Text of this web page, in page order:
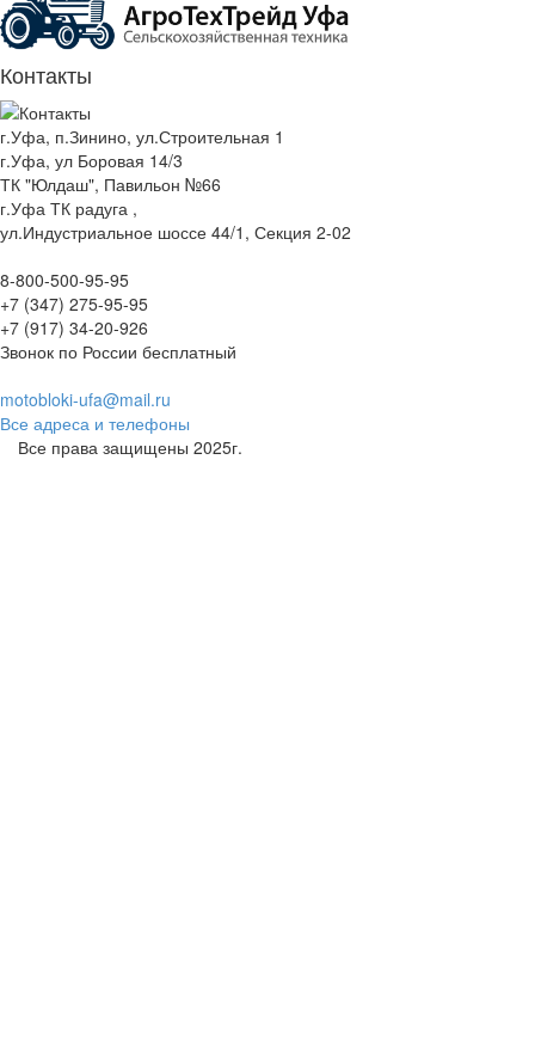
Контакты
г.Уфа, п.Зинино, ул.Строительная 1
г.Уфа, ул Боровая 14/3
ТК "Юлдаш", Павильон №66
г.Уфа ТК радуга ,
ул.Индустриальное шоссе 44/1, Секция 2-02
8-800-500-95-95
+7 (347) 275-95-95
+7 (917) 34-20-926
Звонок по России бесплатный
motobloki-ufa@mail.ru
Все адреса и телефоны
Все права защищены 2025г.